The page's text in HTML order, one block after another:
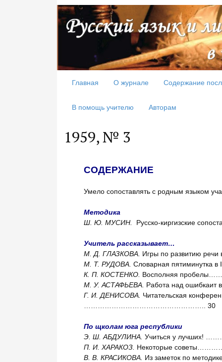
Главная О журнале Содержание
В помощь учителю Авторам
1959, № 3
СОДЕРЖАНИЕ
Умело сопоставлять с родным
Методика
Ш. Ю. МУСИН. Русско-киргизские
Учитель рассказывает…
М. Д. ГЛАЗКОВА. Игры по развитию
М. Т. РУДОВА. Словарная
К. П. КОСТЕНКО. Восполняя
М. У. АСТАФЬЕВА. Работа над
Г. И. ДЕНИСОВА. Читательская
…………………………………………….. 30
По щколам юга республики
Э. Ш. АБДУЛИНА. Учиться у
П. И. ХАРАКОЗ. Некоторые
В. В. КРАСИКОВА. Из заметок по